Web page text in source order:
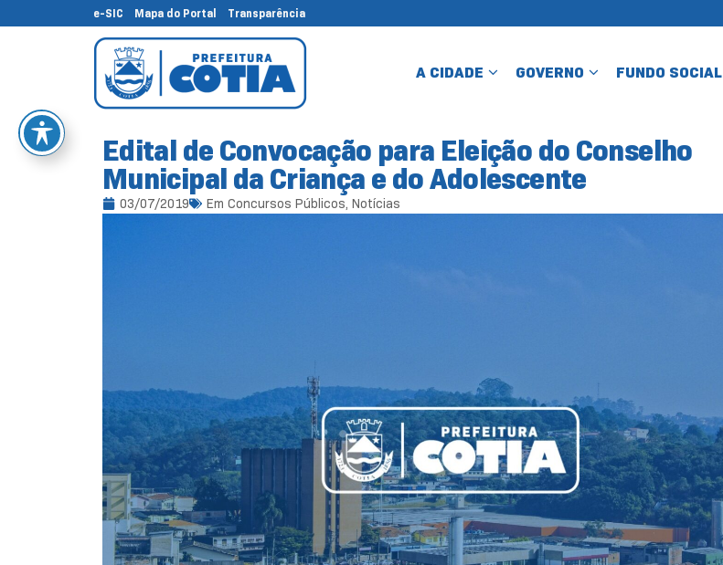
e-SIC Mapa do Portal Transparência
A CIDADE GOVERNO FUNDO SOCIAL
Edital de Convocação para Eleição do Conselho
Municipal da Criança e do Adolescente
03/07/2019 Em Concursos Públicos, Notícias